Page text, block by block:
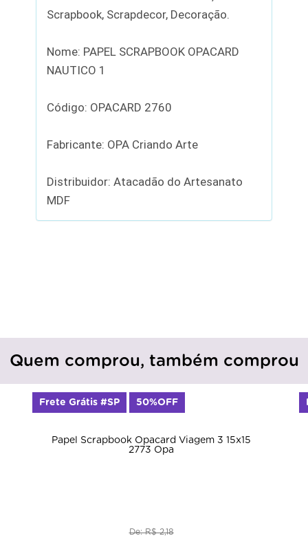
Scrapbook, Scrapdecor, Decoração.
Nome: PAPEL SCRAPBOOK OPACARD
NAUTICO 1
Código: OPACARD 2760
Fabricante: OPA Criando Arte
Distribuidor: Atacadão do Artesanato
MDF
Quem comprou, também comprou
Papel Scrapbook Opacard Viagem 3 15x15
2773 Opa
De: R$ 2,18
Frete Grátis #SP 50%OFF